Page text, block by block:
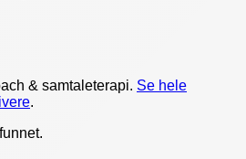
& samtaleterapi. Se hele
.